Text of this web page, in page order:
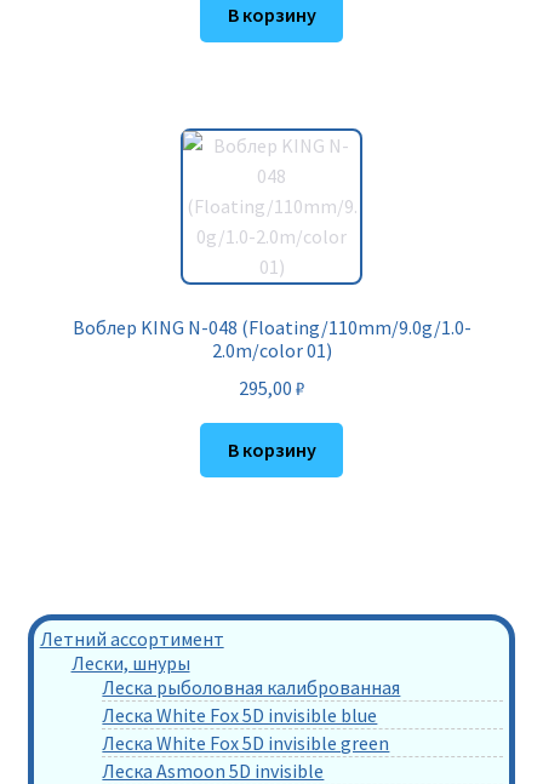
В корзину
Воблер KING N-048 (Floating/110mm/9.0g/1.0-
2.0m/color 01)
295,00 ₽
В корзину
Летний ассортимент
Лески, шнуры
Леска рыболовная калиброванная
Леска White Fox 5D invisible blue
Леска White Fox 5D invisible green
Леска Asmoon 5D invisible